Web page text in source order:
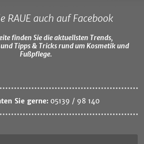
RAUE auch auf Facebook
finden Sie die aktuellsten Trends,
Tipps & Tricks rund um Kosmetik und
Fußpflege.
Sie gerne: 05139 / 98 140